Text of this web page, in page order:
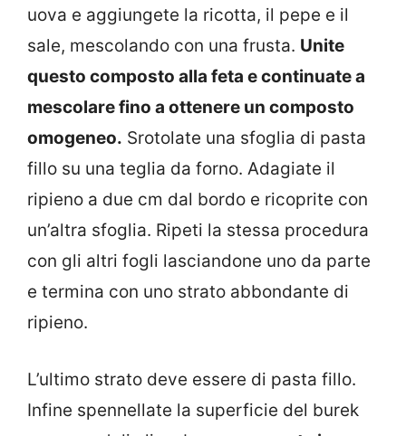
uova e aggiungete la ricotta, il pepe e il
sale, mescolando con una frusta. Unite
questo composto alla feta e continuate a
mescolare fino a ottenere un composto
omogeneo. Srotolate una sfoglia di pasta
fillo su una teglia da forno. Adagiate il
ripieno a due cm dal bordo e ricoprite con
un’altra sfoglia. Ripeti la stessa procedura
con gli altri fogli lasciandone uno da parte
e termina con uno strato abbondante di
ripieno.
L’ultimo strato deve essere di pasta fillo.
Infine spennellate la superficie del burek